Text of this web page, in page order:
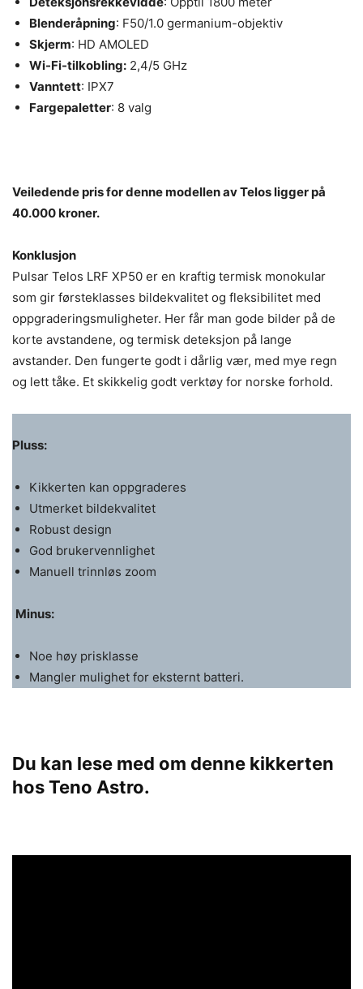
Blenderåpning: F50/1.0 germanium-objektiv
Skjerm: HD AMOLED
Wi-Fi-tilkobling: 2,4/5 GHz
Vanntett: IPX7
Fargepaletter: 8 valg
Veiledende pris for denne modellen av Telos ligger på
40.000 kroner.
Konklusjon
Pulsar Telos LRF XP50 er en kraftig termisk monokular
som gir førsteklasses bildekvalitet og fleksibilitet med
oppgraderingsmuligheter. Her får man gode bilder på de
korte avstandene, og termisk deteksjon på lange
avstander. Den fungerte godt i dårlig vær, med mye regn
og lett tåke. Et skikkelig godt verktøy for norske forhold.
Pluss:
Kikkerten kan oppgraderes
Utmerket bildekvalitet
Robust design
God brukervennlighet
Manuell trinnløs zoom
Minus:
Noe høy prisklasse
Mangler mulighet for eksternt batteri.
Du kan lese med om denne kikkerten
hosTeno Astro.